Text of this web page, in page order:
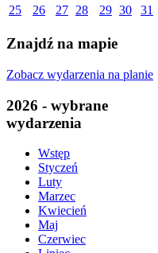
25
26 27 28 29 30 31
Znajdź na mapie
Zobacz wydarzenia na planie
2026 - wybrane
wydarzenia
Wstęp
Styczeń
Luty
Marzec
Kwiecień
Maj
Czerwiec